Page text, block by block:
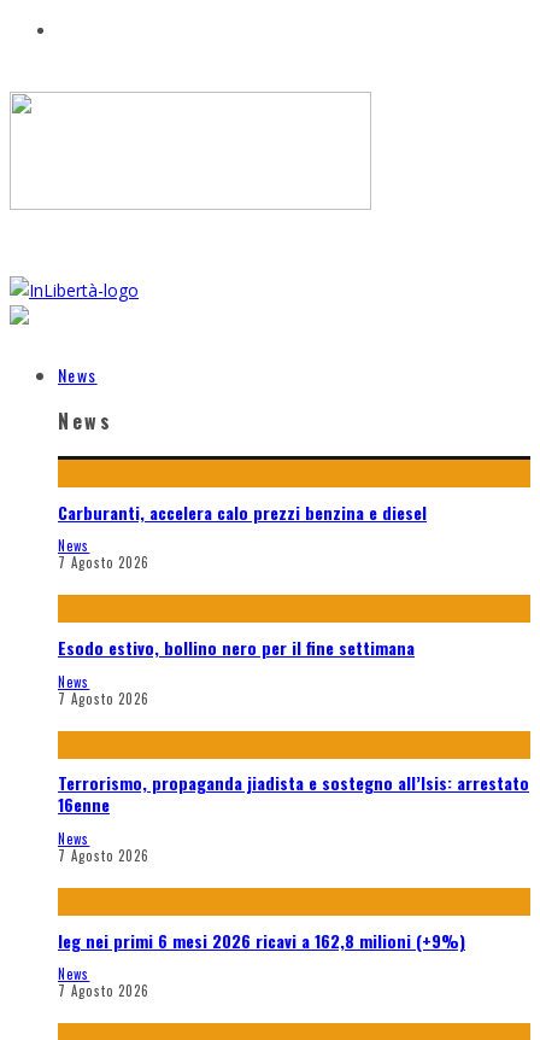
News
News
Carburanti, accelera calo prezzi benzina e diesel
News
7 Agosto 2026
Esodo estivo, bollino nero per il fine settimana
News
7 Agosto 2026
Terrorismo, propaganda jiadista e sostegno all’Isis: arrestato
16enne
News
7 Agosto 2026
Ieg nei primi 6 mesi 2026 ricavi a 162,8 milioni (+9%)
News
7 Agosto 2026